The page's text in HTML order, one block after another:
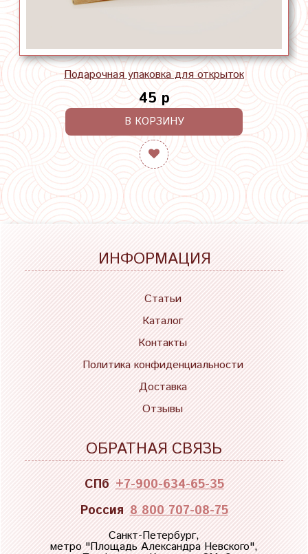
Подарочная упаковка для открыток
45 р
В КОРЗИНУ
ИНФОРМАЦИЯ
Статьи
Каталог
Контакты
Политика конфиденциальности
Доставка
Отзывы
ОБРАТНАЯ СВЯЗЬ
СПб +7-900-634-65-35
Россия 8 800 707-08-75
Санкт-Петербург,
метро "Площадь Александра Невского",